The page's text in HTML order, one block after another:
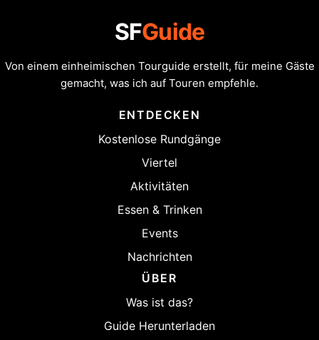
SFGuide
Von einem einheimischen Tourguide erstellt, für meine Gäste
gemacht, was ich auf Touren empfehle.
ENTDECKEN
Kostenlose Rundgänge
Viertel
Aktivitäten
Essen & Trinken
Events
Nachrichten
ÜBER
Was ist das?
Guide Herunterladen